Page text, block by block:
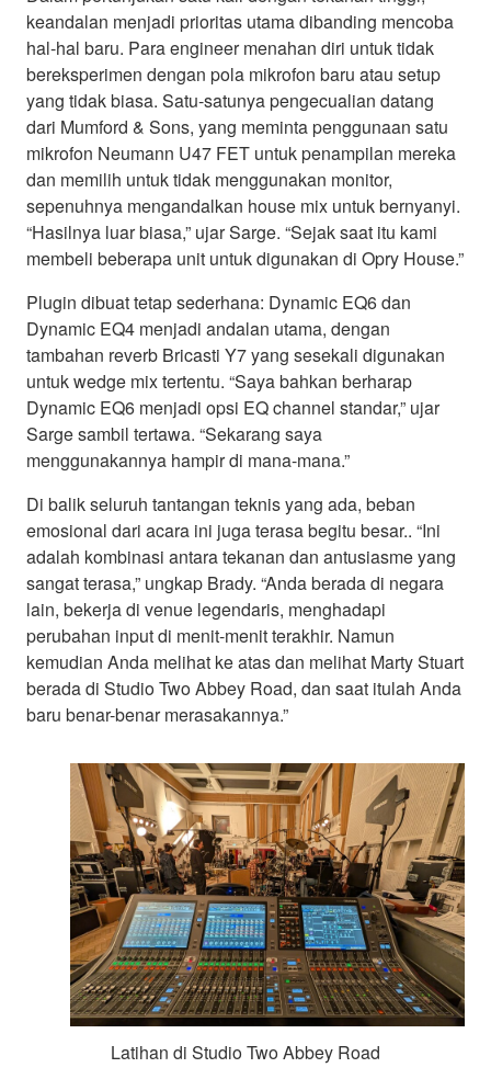
keandalan menjadi prioritas utama dibanding mencoba
hal-hal baru. Para engineer menahan diri untuk tidak
bereksperimen dengan pola mikrofon baru atau setup
yang tidak biasa. Satu-satunya pengecualian datang
dari Mumford & Sons, yang meminta penggunaan satu
mikrofon Neumann U47 FET untuk penampilan mereka
dan memilih untuk tidak menggunakan monitor,
sepenuhnya mengandalkan house mix untuk bernyanyi.
“Hasilnya luar biasa,” ujar Sarge. “Sejak saat itu kami
membeli beberapa unit untuk digunakan di Opry House.”
Plugin dibuat tetap sederhana: Dynamic EQ6 dan
Dynamic EQ4 menjadi andalan utama, dengan
tambahan reverb Bricasti Y7 yang sesekali digunakan
untuk wedge mix tertentu. “Saya bahkan berharap
Dynamic EQ6 menjadi opsi EQ channel standar,” ujar
Sarge sambil tertawa. “Sekarang saya
menggunakannya hampir di mana-mana.”
Di balik seluruh tantangan teknis yang ada, beban
emosional dari acara ini juga terasa begitu besar.. “Ini
adalah kombinasi antara tekanan dan antusiasme yang
sangat terasa,” ungkap Brady. “Anda berada di negara
lain, bekerja di venue legendaris, menghadapi
perubahan input di menit-menit terakhir. Namun
kemudian Anda melihat ke atas dan melihat Marty Stuart
berada di Studio Two Abbey Road, dan saat itulah Anda
baru benar-benar merasakannya.”
Latihan di Studio Two Abbey Road